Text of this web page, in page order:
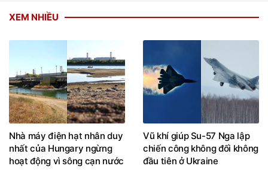
XEM NHIỀU
Nhà máy điện hạt nhân duy
nhất của Hungary ngừng
hoạt động vì sông cạn nước
Vũ khí giúp Su-57 Nga lập
chiến công không đối không
đầu tiên ở Ukraine